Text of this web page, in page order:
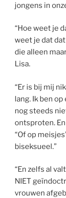
jongens in
“Hoe weet je
weet je dat
die alleen
Lisa.
“Er is bij mij
lang. Ik ben
nog steeds
ontsproten.
“Of op
biseksueel.”
“En zelfs al
NIET
vrouwen